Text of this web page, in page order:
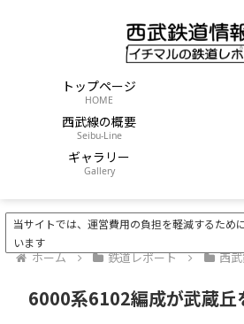
トップページ
HOME
西武線の概要
Seibu-Line
ギャラリー
Gallery
当サイトでは、運営費用の負担を軽減するため
います
ホーム 鉄道レポート 西
6000系6102編成が武蔵丘